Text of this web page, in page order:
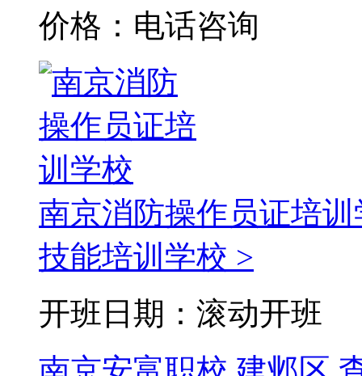
价格：电话咨询
南京消防操作员证培训
技能培训学校 >
开班日期：滚动开班